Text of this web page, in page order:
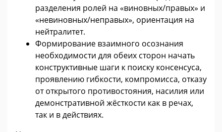
разделения ролей на «виновных/правых» и
«невиновных/неправых», ориентация на
нейтралитет.
Формирование взаимного осознания
необходимости для обеих сторон начать
конструктивные шаги к поиску консенсуса,
проявлению гибкости, компромисса, отказу
от открытого противостояния, насилия или
демонстративной жёсткости как в речах,
так и в действиях.